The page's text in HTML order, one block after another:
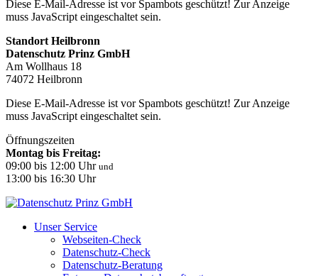
Diese E-Mail-Adresse ist vor Spambots geschützt! Zur Anzeige
muss JavaScript eingeschaltet sein.
Standort Heilbronn
Datenschutz Prinz GmbH
Am Wollhaus 18
74072 Heilbronn
Diese E-Mail-Adresse ist vor Spambots geschützt! Zur Anzeige
muss JavaScript eingeschaltet sein.
Öffnungszeiten
Montag bis Freitag:
09:00 bis 12:00 Uhr und
13:00 bis 16:30 Uhr
Unser Service
Webseiten-Check
Datenschutz-Check
Datenschutz-Beratung